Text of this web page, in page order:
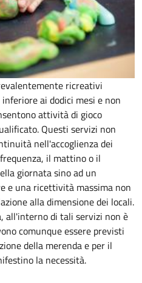
ricreativi
ai dodici mesi e non
attività di gioco
Questi servizi non
nell'accoglienza dei
il mattino o il
giornata sino ad un
e una ricettività massima non
alla dimensione dei locali.
all'interno di tali servizi non è
comunque essere previsti
della merenda e per il
la necessità.